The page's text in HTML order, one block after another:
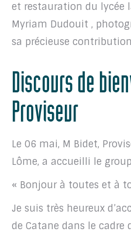
et restauration du lycée
Myriam Dudouit ,
sa précieuse
Discours de
Proviseur
Le 06 mai, M Bidet,
Lôme, a accueilli le
« Bonjour à toutes et à
Je suis très heureux
de Catane dans le cadre